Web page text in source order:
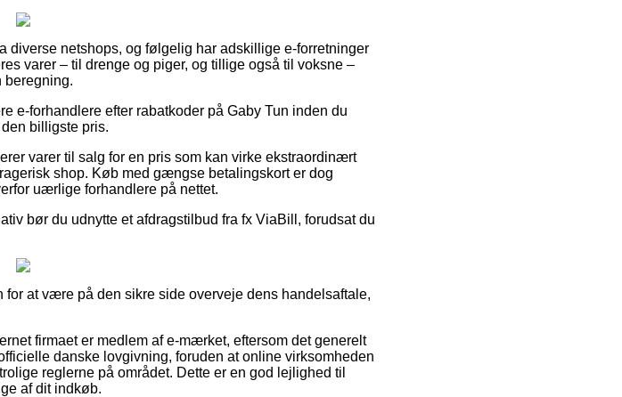
diverse netshops, og følgelig har adskillige e-forretninger
varer – til drenge og piger, og tillige også til voksne –
beregning.
e-forhandlere efter rabatkoder på Gaby Tun inden du
billigste pris.
varer til salg for en pris som kan virke ekstraordinært
shop. Køb med gængse betalingskort er dog
uærlige forhandlere på nettet.
bør du udnytte et afdragstilbud fra fx ViaBill, forudsat du
at være på den sikre side overveje dens handelsaftale,
firmaet er medlem af e-mærket, eftersom det generelt
danske lovgivning, foruden at online virksomheden
reglerne på området. Dette er en god lejlighed til
af dit indkøb.